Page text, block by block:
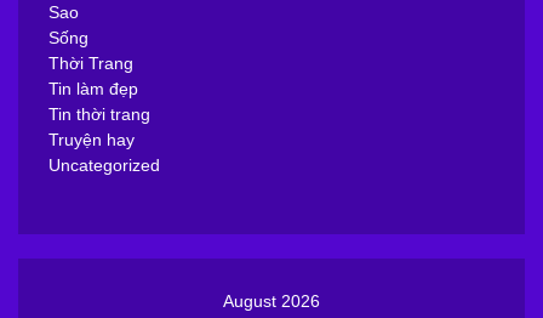
Sao
Sống
Thời Trang
Tin làm đẹp
Tin thời trang
Truyện hay
Uncategorized
August 2026